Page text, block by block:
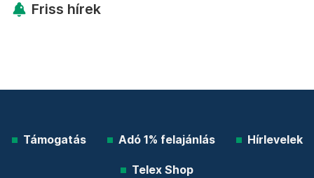
Friss hírek
Támogatás Adó 1% felajánlás Hírlevelek
Telex Shop